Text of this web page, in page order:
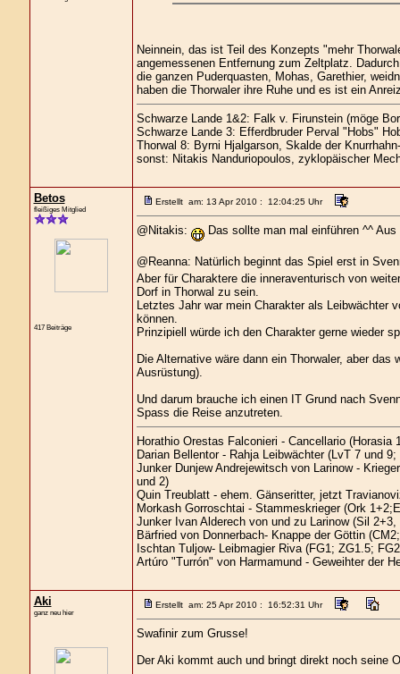
Neinnein, das ist Teil des Konzepts "mehr
angemessenen Entfernung zum Zeltplatz.
die ganzen Puderquasten, Mohas, Garethier,
haben die Thorwaler ihre Ruhe und es ist ein
Schwarze Lande 1&2: Falk v. Firunstein (möge
Schwarze Lande 3: Efferdbruder Perval "Hobs"
Thorwal 8: Byrni Hjalgarson, Skalde der
sonst: Nitakis Nanduriopoulos, zyklopäischer
Betos
fleißiges Mitglied
417 Beiträge
Erstellt am: 13 Apr 2010 : 12:04:25 Uhr
@Nitakis: Das sollte man mal einführen ^^ Aus
@Reanna: Natürlich beginnt das Spiel erst in
Aber für Charaktere die inneraventurisch von
Dorf in Thorwal zu sein.
Letztes Jahr war mein Charakter als Leibwächter
können.
Prinzipiell würde ich den Charakter gerne wieder
Die Alternative wäre dann ein Thorwaler, aber
Ausrüstung).
Und darum brauche ich einen IT Grund nach
Spass die Reise anzutreten.
Horathio Orestas Falconieri - Cancellario (Horasia
Darian Bellentor - Rahja Leibwächter (LvT 7 und
Junker Dunjew Andrejewitsch von Larinow -
und 2)
Quin Treublatt - ehem. Gänseritter, jetzt
Morkash Gorroschtai - Stammeskrieger (Ork
Junker Ivan Alderech von und zu Larinow (Sil 2+3,
Bärfried von Donnerbach- Knappe der Göttin
Ischtan Tuljow- Leibmagier Riva (FG1; ZG1.5;
Artúro "Turrón" von Harmamund - Geweihter der
Aki
ganz neu hier
Erstellt am: 25 Apr 2010 : 16:52:31 Uhr
Swafinir zum Grusse!
Der Aki kommt auch und bringt direkt noch seine